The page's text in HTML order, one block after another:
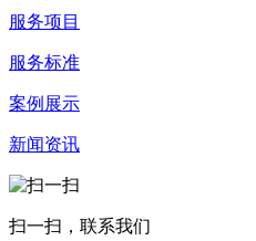
服务项目
服务标准
案例展示
新闻资讯
扫一扫，联系我们